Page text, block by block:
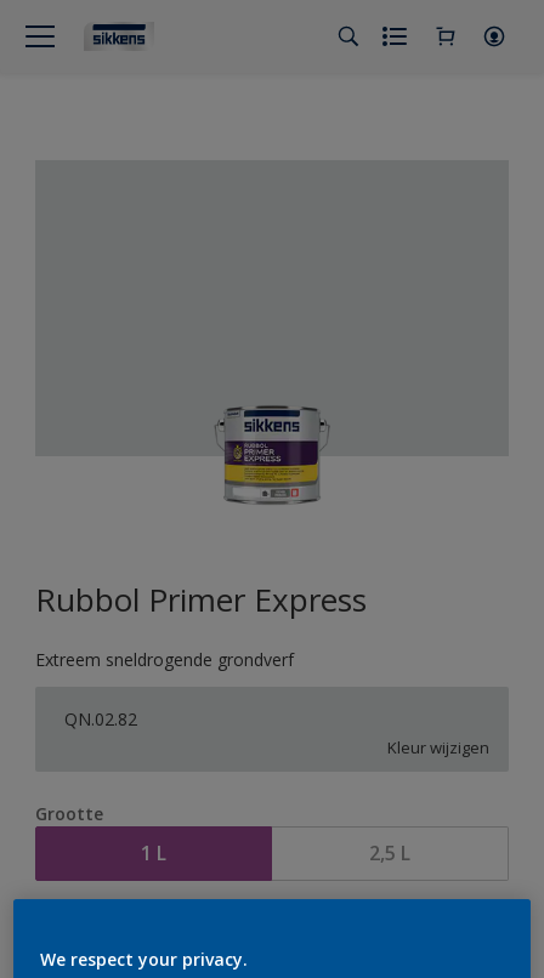
Rubbol Primer Express
Extreem sneldrogende grondverf
QN.02.82
Kleur wijzigen
Grootte
1 L 2,5 L
We respect your privacy.